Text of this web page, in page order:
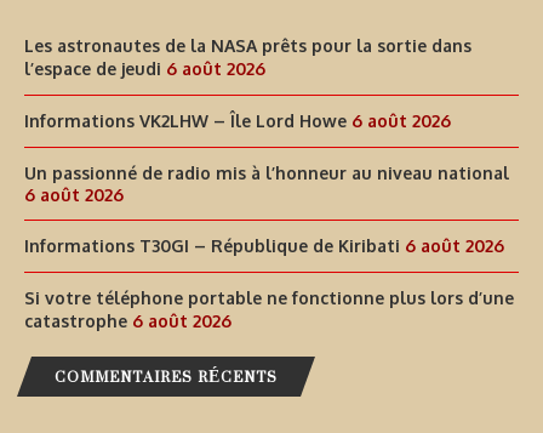
Les astronautes de la NASA prêts pour la sortie dans
l’espace de jeudi 6 août 2026
Informations VK2LHW – Île Lord Howe 6 août 2026
Un passionné de radio mis à l’honneur au niveau national
6 août 2026
Informations T30GI – République de Kiribati 6 août 2026
Si votre téléphone portable ne fonctionne plus lors d’une
catastrophe 6 août 2026
COMMENTAIRES RÉCENTS